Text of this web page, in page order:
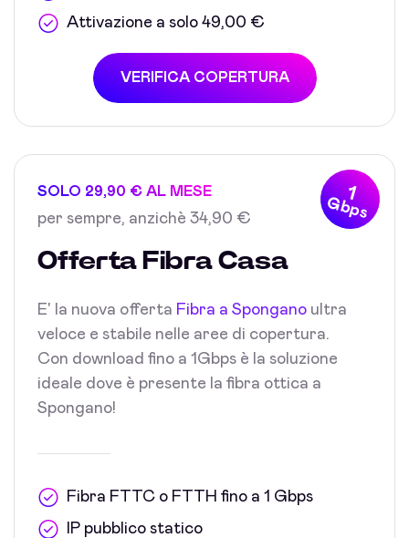
Attivazione a solo 49,00 €
VERIFICA COPERTURA
1
Gbps
SOLO 29,90 € AL MESE
per sempre, anzichè 34,90 €
Offerta Fibra Casa
E' la nuova offerta Fibra a Spongano ultra
veloce e stabile nelle aree di copertura.
Con download fino a 1Gbps è la soluzione
ideale dove è presente la fibra ottica a
Spongano!
Fibra FTTC o FTTH fino a 1 Gbps
IP pubblico statico